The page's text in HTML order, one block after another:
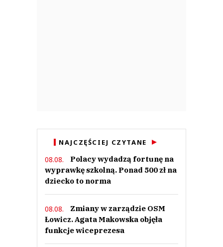
NAJCZĘŚCIEJ CZYTANE
08.08.
Polacy wydadzą fortunę na
wyprawkę szkolną. Ponad 500 zł na
dziecko to norma
08.08.
Zmiany w zarządzie OSM
Łowicz. Agata Makowska objęła
funkcje wiceprezesa